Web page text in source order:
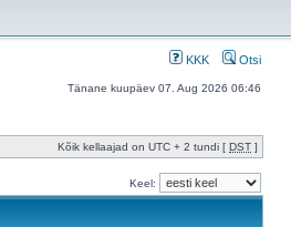
KKK Otsi
Tänane kuupäev 07. Aug 2026 06:46
Kõik kellaajad on UTC + 2 tundi [ DST ]
Keel: